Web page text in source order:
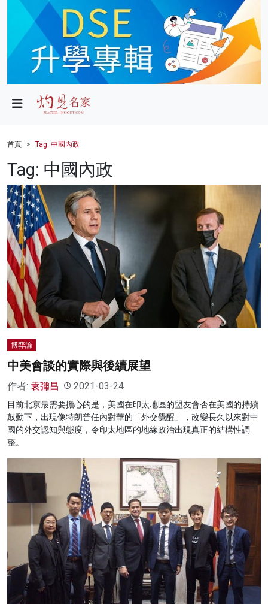
政局
財經
健康
商業
科技
影片
名家榜
灼見活動
首頁 Tag: 中國內政
Tag: 中國內政
博弈論
中美會談的實際與後續展望
作者: 袁彌昌 2021-03-24
目前北京最需要擔心的是，美國在印太地區的盟友會否在美國的持續
鼓動下，出現像特朗普任內對華的「外交覺醒」，改變長久以來對中
國的外交認知與態度，令印太地區的地緣政治出現真正的結構性調
整。